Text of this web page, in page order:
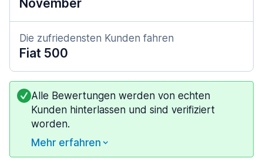
November
Die zufriedensten Kunden fahren
Fiat 500
Alle Bewertungen werden von echten
Kunden hinterlassen und sind verifiziert
worden.
Mehr erfahren